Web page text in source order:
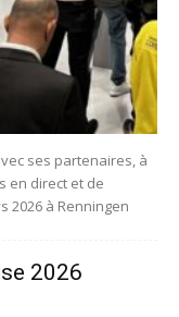
ses partenaires, à
en direct et de
2026 à Renningen
2026